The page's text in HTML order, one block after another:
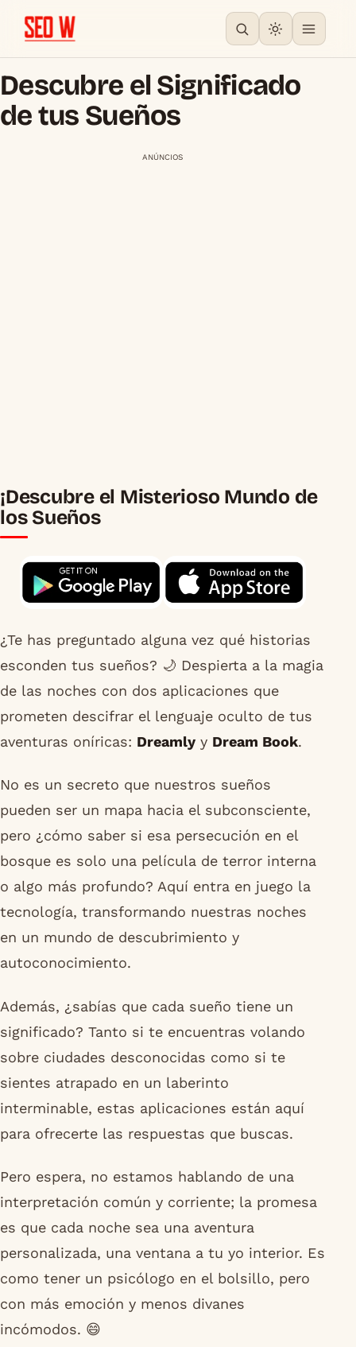
Descubre el Significado
de tus Sueños
ANÚNCIOS
¡Descubre el Misterioso Mundo de
los Sueños
¿Te has preguntado alguna vez qué historias
esconden tus sueños? 🌙 Despierta a la magia
de las noches con dos aplicaciones que
prometen descifrar el lenguaje oculto de tus
aventuras oníricas: Dreamly y Dream Book.
No es un secreto que nuestros sueños
pueden ser un mapa hacia el subconsciente,
pero ¿cómo saber si esa persecución en el
bosque es solo una película de terror interna
o algo más profundo? Aquí entra en juego la
tecnología, transformando nuestras noches
en un mundo de descubrimiento y
autoconocimiento.
Además, ¿sabías que cada sueño tiene un
significado? Tanto si te encuentras volando
sobre ciudades desconocidas como si te
sientes atrapado en un laberinto
interminable, estas aplicaciones están aquí
para ofrecerte las respuestas que buscas.
Pero espera, no estamos hablando de una
interpretación común y corriente; la promesa
es que cada noche sea una aventura
personalizada, una ventana a tu yo interior. Es
como tener un psicólogo en el bolsillo, pero
con más emoción y menos divanes
incómodos. 😄